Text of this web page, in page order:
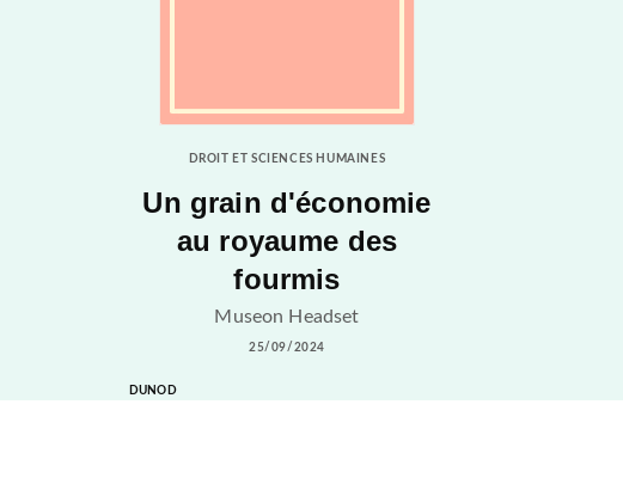
DROIT ET SCIENCES HUMAINES
Un grain d'économie
au royaume des
fourmis
Museon Headset
25/09/2024
DUNOD